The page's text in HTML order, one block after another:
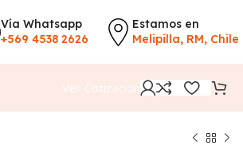
Vía Whatsapp
+569 4538 2626
Estamos en
Melipilla, RM, Chile
Ver Cotización